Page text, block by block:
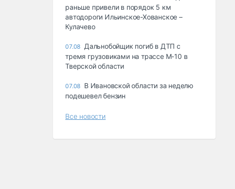
раньше привели в порядок 5 км
автодороги Ильинское-Хованское –
Кулачево
07.08 Дальнобойщик погиб в ДТП с
тремя грузовиками на трассе М-10 в
Тверской области
07.08 В Ивановской области за неделю
подешевел бензин
Все новости